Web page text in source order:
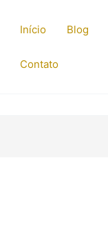
Início Blog
Contato